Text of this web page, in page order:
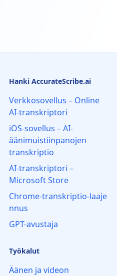
Hanki AccurateScribe.ai
Verkkosovellus – Online
AI-transkriptori
iOS-sovellus – AI-
äänimuistiinpanojen
transkriptio
AI‑transkriptori –
Microsoft Store
Chrome‑transkriptio‑laaje
nnus
GPT-avustaja
Työkalut
Äänen ja videon